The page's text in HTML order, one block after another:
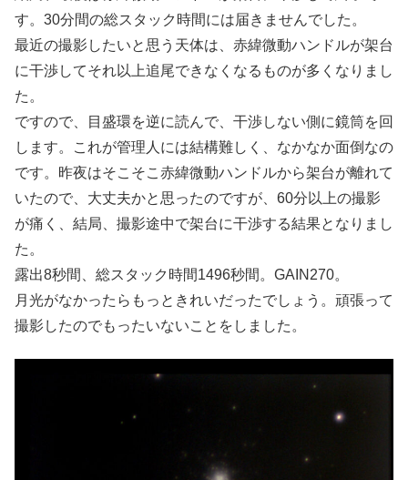
す。30分間の総スタック時間には届きませんでした。
最近の撮影したいと思う天体は、赤緯微動ハンドルが架台
に干渉してそれ以上追尾できなくなるものが多くなりまし
た。
ですので、目盛環を逆に読んで、干渉しない側に鏡筒を回
します。これが管理人には結構難しく、なかなか面倒なの
です。昨夜はそこそこ赤緯微動ハンドルから架台が離れて
いたので、大丈夫かと思ったのですが、60分以上の撮影
が痛く、結局、撮影途中で架台に干渉する結果となりまし
た。
露出8秒間、総スタック時間1496秒間。GAIN270。
月光がなかったらもっときれいだったでしょう。頑張って
撮影したのでもったいないことをしました。